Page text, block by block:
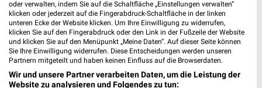
oder verwalten, indem Sie auf die Schaltfläche „Einstellungen verwalten“
klicken oder jederzeit auf die Fingerabdruck-Schaltfläche in der linken
unteren Ecke der Website klicken. Um Ihre Einwilligung zu widerrufen,
klicken Sie auf den Fingerabdruck oder den Link in der Fußzeile der Website
und klicken Sie auf den Menüpunkt „Meine Daten“. Auf dieser Seite können
Sie Ihre Einwilligung widerrufen. Diese Entscheidungen werden unseren
Partnern mitgeteilt und haben keinen Einfluss auf die Browserdaten.
Wir und unsere Partner verarbeiten Daten, um die Leistung der
Website zu analysieren und Folgendes zu tun: